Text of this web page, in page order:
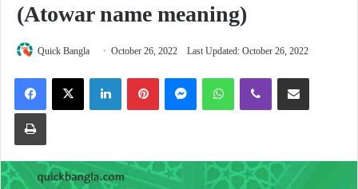
(Atowar name meaning)
Quick Bangla October 26, 2022 Last Updated: October 26, 2022
FacebookX LinkedInPinterestMessengerWhatsAppViber Share via Email
Print